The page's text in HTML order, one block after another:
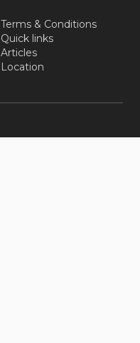
Terms & Conditions
Quick links
Articles
Location